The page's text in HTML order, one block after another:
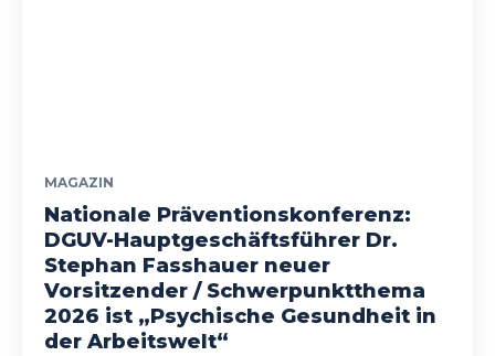
MAGAZIN
Nationale Präventionskonferenz:
DGUV-Hauptgeschäftsführer Dr.
Stephan Fasshauer neuer
Vorsitzender / Schwerpunktthema
2026 ist „Psychische Gesundheit in
der Arbeitswelt“